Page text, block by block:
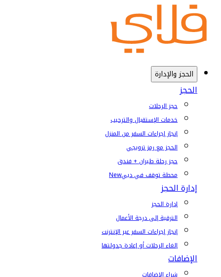
الحجز والإدارة
الحجز
حجز الرحلات
خدمات الإستقبال والترحيب
إنجاز إجراءات السفر من المنزل
الحجز مع رمز ترويجي
حجز رحلة طيران + فندق
محطة توقف في دبيNew
إدارة الحجز
إدارة الحجز
الترقية إلى درجة الأعمال
إنجاز إجراءات السفر عبر الإنترنت
إلغاء الرحلات أو إعادة جدولتها
الإضافات
شراء الإضافات